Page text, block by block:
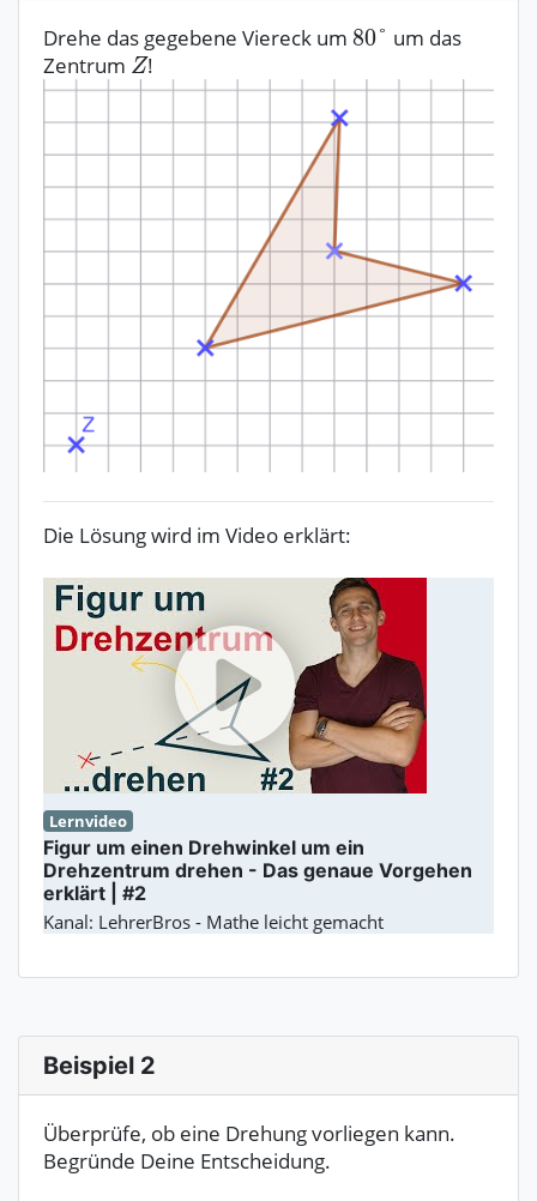
Drehe das gegebene Viereck um
um das
Zentrum
!
Die Lösung wird im Video erklärt:
Lernvideo
Figur um einen Drehwinkel um ein
Drehzentrum drehen - Das genaue Vorgehen
erklärt | #2
Kanal: LehrerBros - Mathe leicht gemacht
Beispiel 2
Überprüfe, ob eine Drehung vorliegen kann.
Begründe Deine Entscheidung.